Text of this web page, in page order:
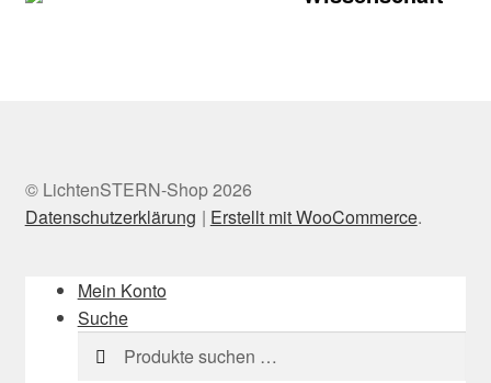
© LichtenSTERN-Shop 2026
Datenschutzerklärung
Erstellt mit WooCommerce.
Mein Konto
Suche
Suchen
nach:
Suchen